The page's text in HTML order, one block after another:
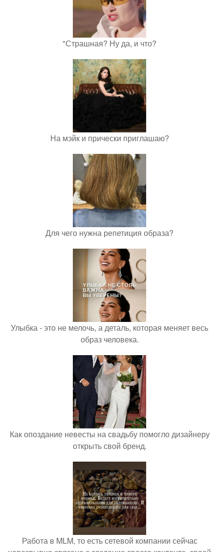
"Страшная? Ну да, и что?
На мэйк и прически приглашаю?
Для чего нужна репетиция образа?
Улыбка - это не мелочь, а деталь, которая меняет весь
образ человека.
Как опоздание невесты на свадьбу помогло дизайнеру
открыть свой бренд.
Работа в MLM, то есть сетевой компании сейчас